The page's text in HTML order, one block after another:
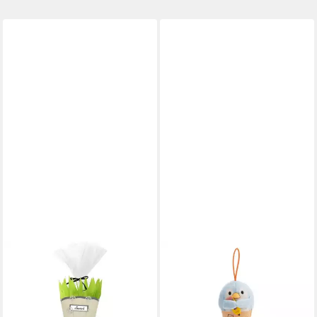
URSUS - LUDWIG BÄHR
Schultüte Ursus
SCHULTÜTEN-BASTELSET
"GREEN&EASY" TRAKTOR -
Schultüte mymochi
Schlüsselanhänger Pinguin
Waddle 8cm mit Bleistift